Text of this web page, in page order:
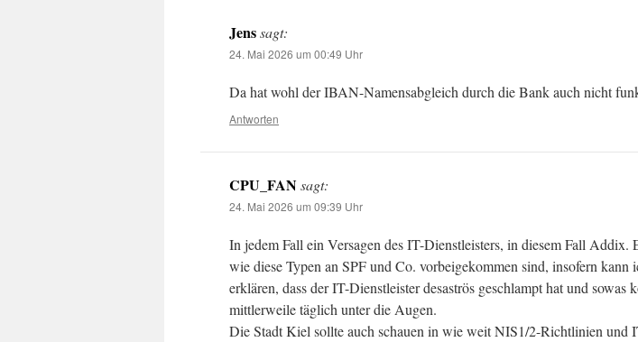
Jenssagt:
24. Mai 2026 um 00:49 Uhr
Da hat wohl der IBAN-Namensabgleich durch die Bank auch nicht
Antworten
CPU_FANsagt:
24. Mai 2026 um 09:39 Uhr
In jedem Fall ein Versagen des IT-Dienstleisters, in diesem Fall Addix.
wie diese Typen an SPF und Co. vorbeigekommen sind, insofern kann
erklären, dass der IT-Dienstleister desaströs geschlampt hat und
mittlerweile täglich unter die Augen.
Die Stadt Kiel sollte auch schauen in wie weit NIS1/2-Richtlinien und